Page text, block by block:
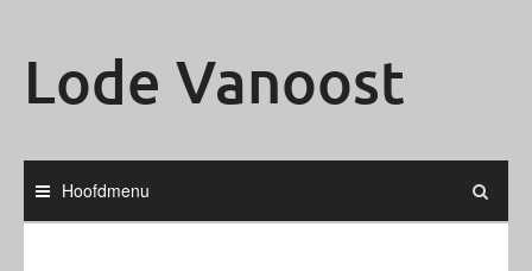
Lode Vanoost
Hoofdmenu